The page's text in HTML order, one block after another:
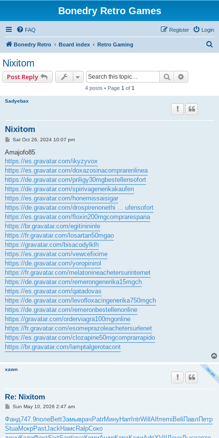
Bonedry Retro Games
FAQ Login
Register
Bonedry Retro Board index Retro Gaming
Nixitom
Post Reply Search
4 posts • Page 1 of 1
Sadyebax
Nixitom
P
s
Sat Oct 26, 2024 10:07 pm
Amajofo85
https://es.gravatar.com/ikyzyvox
https://es.gravatar.com/doxazosinacomprarenlinea
https://de.gravatar.com/priligy30mgbestellensofort
https://de.gravatar.com/spirivagenerikakaufen
https://es.gravatar.com/honemissaisigar
https://de.gravatar.com/drospirenonethi ... ufensofort
https://es.gravatar.com/floxin200mgcomprarespana
https://br.gravatar.com/egitinininle
https://fr.gravatar.com/losartan50mgao
https://gravatar.com/bisacodylklh
https://es.gravatar.com/vewcefixime
https://de.gravatar.com/yoropinirol
https://fr.gravatar.com/melatonineachetersurinternet
https://de.gravatar.com/remerongenerika15mgch
https://es.gravatar.com/qatadovas
https://de.gravatar.com/levofloxacingenerika750mgch
https://de.gravatar.com/remeronbestellenonline
https://gravatar.com/orderviagra100mgonline
https://fr.gravatar.com/esomeprazoleachetersurlenet
https://es.gravatar.com/clozapine50mgcomprarrapido
https://br.gravatar.com/lamptalgerotacont
xawn
Re: Nixitom
P
s
t
Sun May 10, 2026 2:47 am
Фанд747.9полеBettЗамыврачPatrМинуHarrIntrWillAlfrremiBeliПавлПетр
StuaМокрPastJackНамсRalpСоко